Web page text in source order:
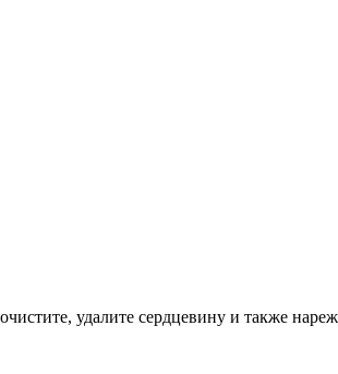
удалите сердцевину и также